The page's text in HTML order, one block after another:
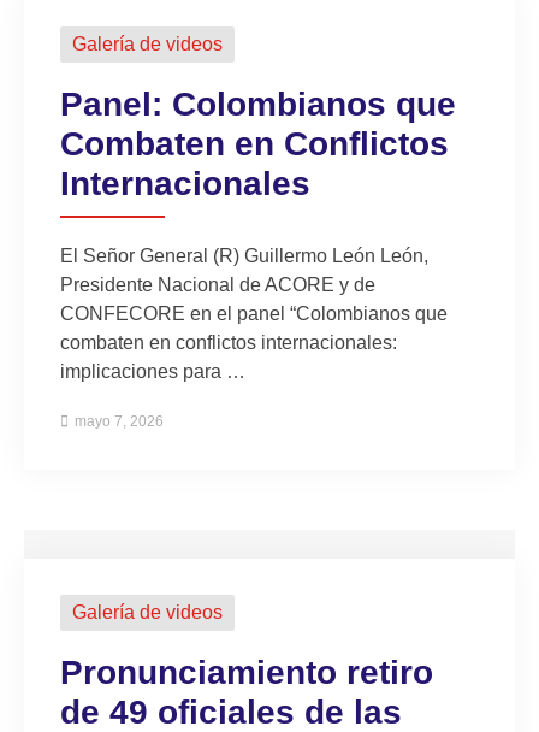
Galería de videos
Panel: Colombianos que
Combaten en Conflictos
Internacionales
El Señor General (R) Guillermo León León,
Presidente Nacional de ACORE y de
CONFECORE en el panel “Colombianos que
combaten en conflictos internacionales:
implicaciones para …
mayo 7, 2026
Galería de videos
Pronunciamiento retiro
de 49 oficiales de las